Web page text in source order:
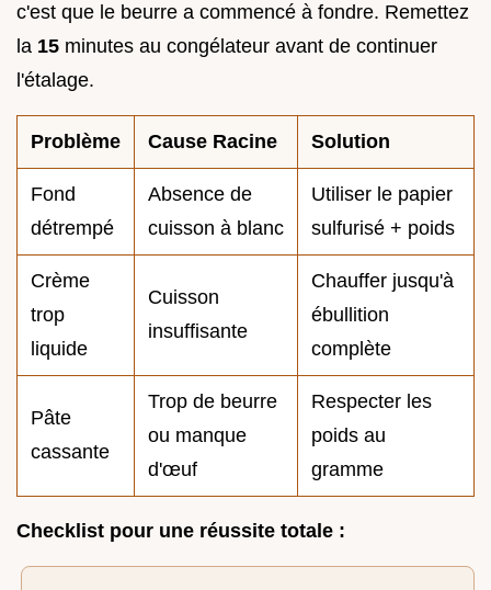
c'est que le beurre a commencé à fondre. Remettez
la 15 minutes au congélateur avant de continuer
l'étalage.
Problème Cause Racine Solution
Fond
détrempé
Absence de
cuisson à blanc
Utiliser le papier
sulfurisé + poids
Crème
trop
liquide
Cuisson
insuffisante
Chauffer jusqu'à
ébullition
complète
Pâte
cassante
Trop de beurre
ou manque
d'œuf
Respecter les
poids au
gramme
Checklist pour une réussite totale :